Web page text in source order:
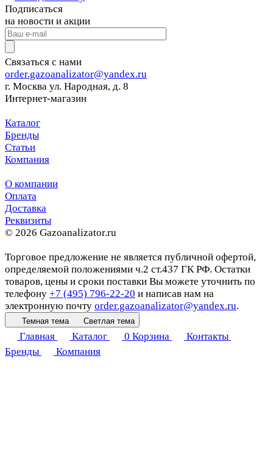
Подписаться
на новости и акции
Связаться с нами
order.gazoanalizator@yandex.ru
г. Москва ул. Народная, д. 8
Интернет-магазин
Каталог
Бренды
Статьи
Компания
О компании
Оплата
Доставка
Реквизиты
© 2026 Gazoanalizator.ru
Торговое предложение не является публичной офертой,
определяемой положениями ч.2 ст.437 ГК РФ. Остатки
товаров, цены и сроки поставки Вы можете уточнить по
телефону +7 (495) 796-22-20 и написав нам на
электронную почту order.gazoanalizator@yandex.ru.
Темная тема Светлая тема
Главная Каталог 0 Корзина
Контакты
Бренды
Компания